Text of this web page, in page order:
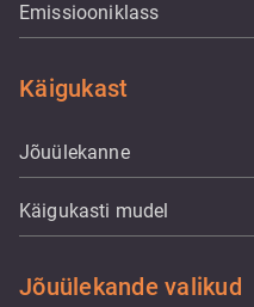
Emissiooniklass
Käigukast
Jõuülekanne
Käigukasti mudel
Jõuülekande valikud